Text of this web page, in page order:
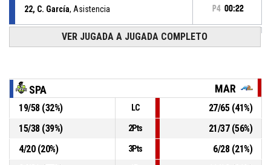
22, C. García, Asistencia P4 00:22
8, R. Bautista, 3pt jumpshot Convertido
Spartans Distrito Capital- Detrás por 5 66-71
63-71
Marinos de Oriente- Gana por por 8
P4 00:48 44, B. Frazier , Sustitución (ingresa)
P4 00:48 5, H. Cazorla , Sustitución (ingresa)
VER JUGADA A JUGADA COMPLETO
SPA MAR
19/58(32%) LC 27/65(41%)
15/38(39%) 2Pts 21/37(56%)
4/20(20%) 3Pts 6/28(21%)